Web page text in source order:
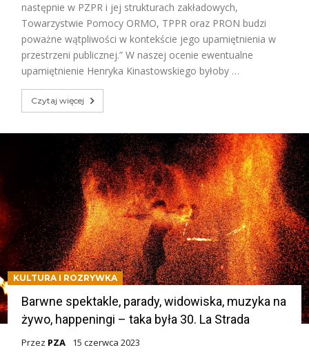
następnie w PZPR i jej strukturach zakładowych,
Towarzystwie Pomocy ORMO, TPPR oraz PRON budzi
poważne wątpliwości w kontekście jego upamiętnienia w
przestrzeni publicznej.” W naszej ocenie ewentualne
upamiętnienie Henryka Kinastowskiego byłoby …
Czytaj więcej
KULTURA I ROZRYWKA
Barwne spektakle, parady, widowiska, muzyka na
żywo, happeningi – taka była 30. La Strada
Przez PZA
15 czerwca 2023